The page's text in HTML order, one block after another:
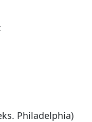
Philadelphia)